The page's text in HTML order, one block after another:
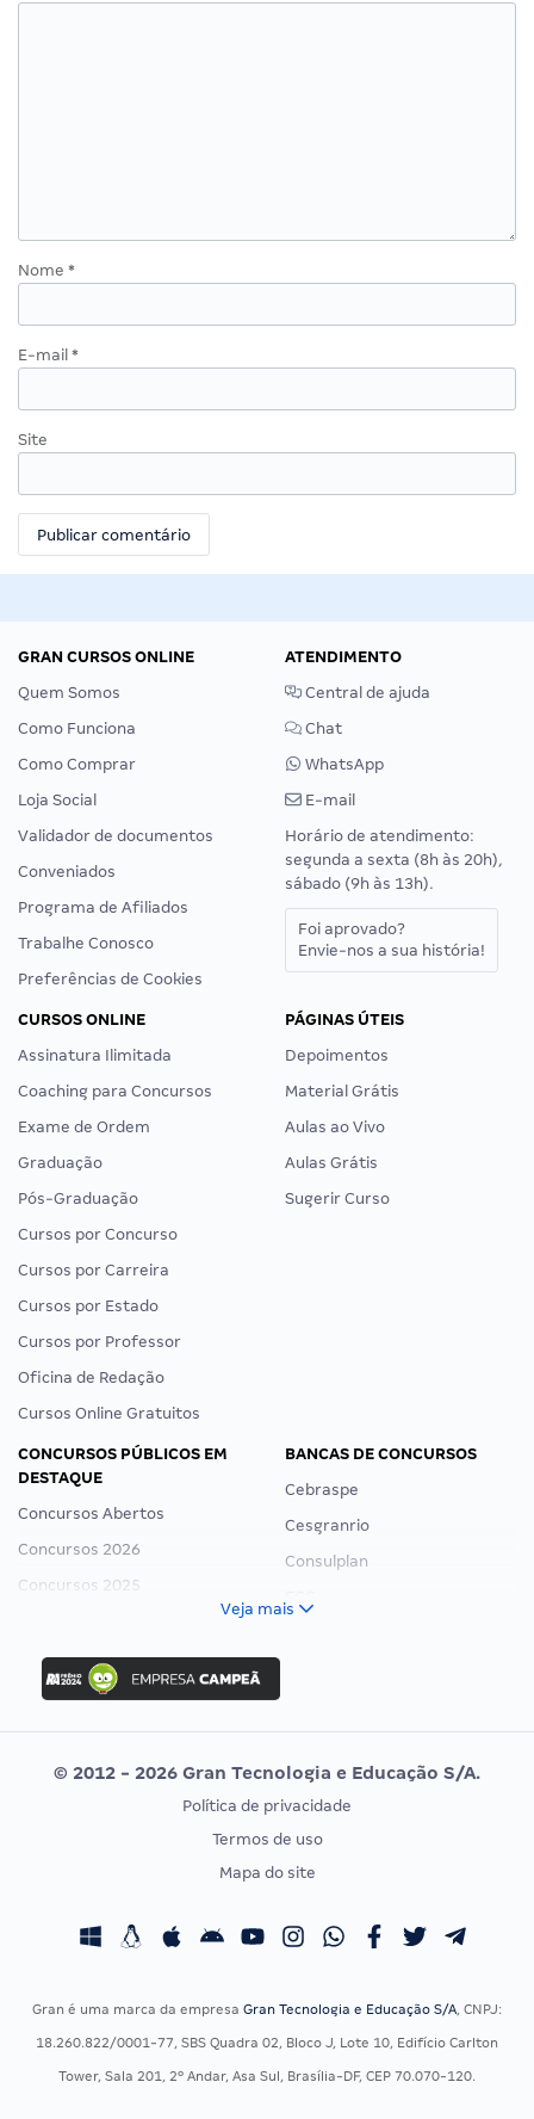
Nome *
E-mail *
Site
GRAN CURSOS ONLINE
Quem Somos
Como Funciona
Como Comprar
Loja Social
Validador de documentos
Conveniados
Programa de Afiliados
Trabalhe Conosco
Preferências de Cookies
ATENDIMENTO
Central de ajuda
Chat
WhatsApp
E-mail
Horário de atendimento:
segunda a sexta (8h às 20h),
sábado (9h às 13h).
Foi aprovado?
Envie-nos a sua história!
CURSOS ONLINE
Assinatura Ilimitada
Coaching para Concursos
Exame de Ordem
Graduação
Pós-Graduação
Cursos por Concurso
Cursos por Carreira
Cursos por Estado
Cursos por Professor
Oficina de Redação
Cursos Online Gratuitos
PÁGINAS ÚTEIS
Depoimentos
Material Grátis
Aulas ao Vivo
Aulas Grátis
Sugerir Curso
CONCURSOS PÚBLICOS EM
DESTAQUE
Concursos Abertos
Concursos 2026
Concursos 2025
Concurso Ibama
Concurso MPU
Editais publicados
BANCAS DE CONCURSOS
Cebraspe
Cesgranrio
Consulplan
Vunesp
CONCURSOS POR PROFISSÃO
Concursos Fiscais
EXAME DE ORDEM
Calendário OAB
Veja mais
© 2012 - 2026 Gran Tecnologia e Educação S/A.
Política de privacidade
Termos de uso
Mapa do site
Gran é uma marca da empresa Gran Tecnologia e Educação S/A, CNPJ:
18.260.822/0001-77, SBS Quadra 02, Bloco J, Lote 10, Edifício Carlton
Tower, Sala 201, 2º Andar, Asa Sul, Brasília-DF, CEP 70.070-120.